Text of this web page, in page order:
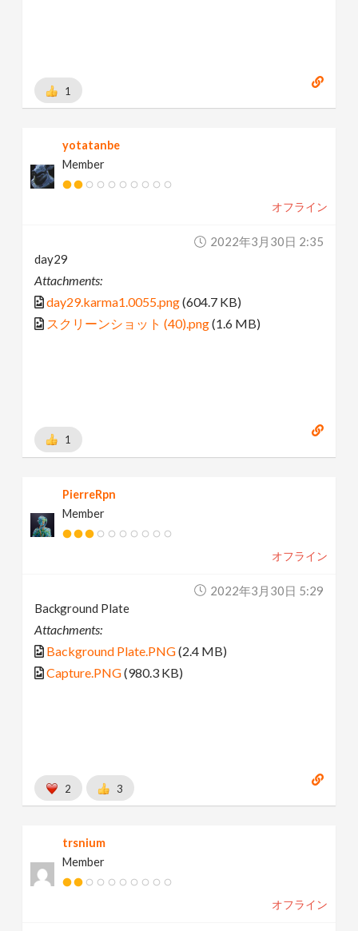
1
yotatanbe
Member
オフライン
2022年3月30日 2:35
day29
Attachments:
day29.karma1.0055.png(604.7 KB)
スクリーンショット (40).png(1.6 MB)
1
PierreRpn
Member
オフライン
2022年3月30日 5:29
Background Plate
Attachments:
Background Plate.PNG(2.4 MB)
Capture.PNG(980.3 KB)
2 3
trsnium
Member
オフライン